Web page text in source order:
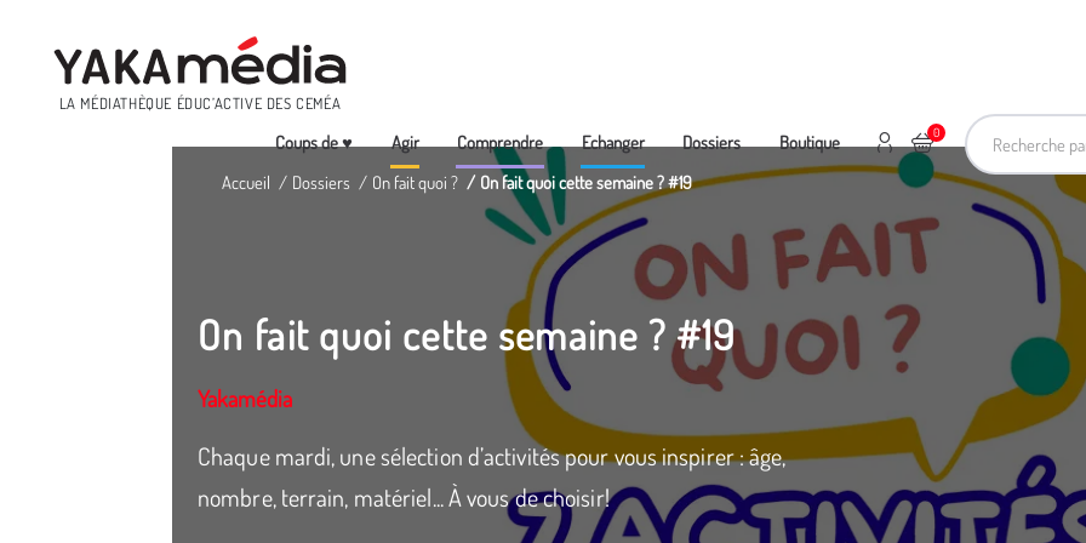
LA MÉDIATHÈQUE ÉDUC’ACTIVE DES CEMÉA
Recherche
Menu
Coups de ♥ Agir Comprendre Echanger Dossiers Boutique 0
Ajouter au panier
Mon compte
Accueil Dossiers On fait quoi ? On fait quoi cette semaine ? #19
On fait quoi cette semaine ? #19
Yakamédia
Chaque mardi, une sélection d’activités pour vous inspirer : âge,
nombre, terrain, matériel... À vous de choisir!